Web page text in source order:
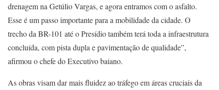
drenagem na Getúlio Vargas, e agora entramos com o asfalto.
Esse é um passo importante para a mobilidade da cidade. O
trecho da BR-101 até o Presídio também terá toda a infraestrutura
concluída, com pista dupla e pavimentação de qualidade”,
afirmou o chefe do Executivo baiano.
As obras visam dar mais fluidez ao tráfego em áreas cruciais da